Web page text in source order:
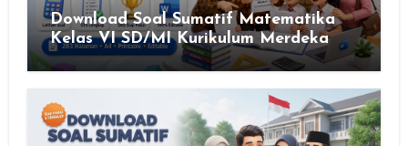
Download Soal Sumatif Matematika
Kelas VI SD/MI Kurikulum Merdeka